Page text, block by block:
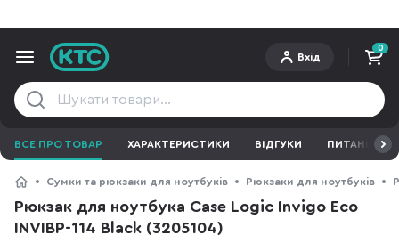
Вхід
0
ВСЕ ПРО ТОВАР ХАРАКТЕРИСТИКИ ВІДГУКИ ПИТАННЯ ТА
Сумки та рюкзаки для ноутбуків Рюкзаки для ноутбуків
Рюкзак для ноутбука Case Logic Invigo Eco
INVIBP-114 Black (3205104)